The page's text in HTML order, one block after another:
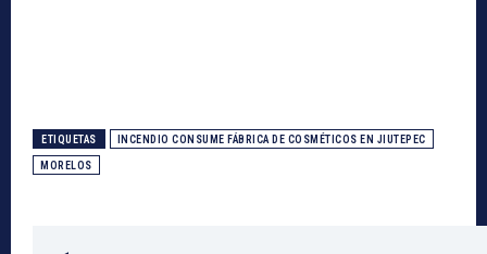
ETIQUETAS INCENDIO CONSUME FÁBRICA DE COSMÉTICOS EN JIUTEPEC
MORELOS